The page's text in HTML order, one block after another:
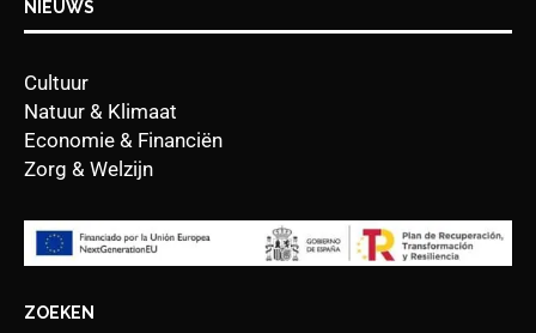
NIEUWS
Cultuur
Natuur & Klimaat
Economie & Financiën
Zorg & Welzijn
ZOEKEN